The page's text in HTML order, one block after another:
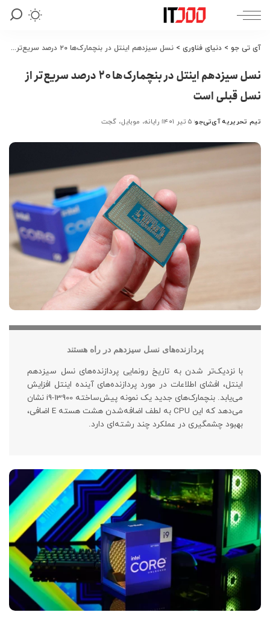
آی تی جو > دنیای فناوری > نسل سیزدهم اینتل در بنچمارک‌ها ۲۰ درصد سریع‌تر از نسل قبلی است
نسل سیزدهم اینتل در بنچمارک‌ها ۲۰ درصد سریع‌تر از
نسل قبلی است
ارسال
توسط
تیم تحریریه آی‌تی‌جو ۵ تیر ۱۴۰۱ رایانه، موبایل، گجت
پردازنده‌های نسل سیزدهم در راه هستند
با نزدیک‌تر شدن به تاریخ رونمایی پردازنده‌های نسل سیزدهم
اینتل، افشای اطلاعات در مورد پردازنده‌های آینده اینتل افزایش
می‌یابد. بنچمارک‌های جدید یک نمونه پیش‌ساخته i9-13900 نشان
می‌دهد که این CPU به لطف اضافه‌شدن هشت هسته E اضافی،
بهبود چشمگیری در عملکرد چند رشته‌ای دارد.